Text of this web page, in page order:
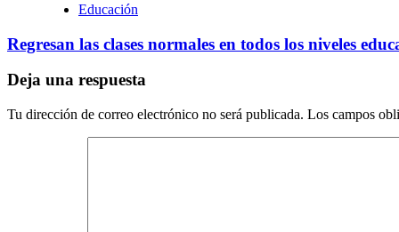
Educación
Regresan las clases normales en todos los niveles
Deja una respuesta
Tu dirección de correo electrónico no será publicada. Los campos